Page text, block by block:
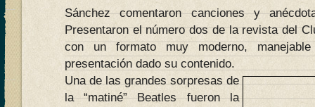
Sánchez comentaron canciones y
Presentaron el número dos de la revista del
con un formato muy moderno,
presentación dado su contenido.
Una de las grandes sorpresas de
la “matiné” Beatles fueron la